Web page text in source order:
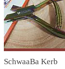
SchwaaBa Kerb